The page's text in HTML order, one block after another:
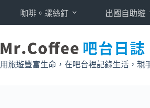
要
內
容
咖啡。螺絲釘 出國自助遊
用旅遊豐富生命，在吧台裡記錄生活，親